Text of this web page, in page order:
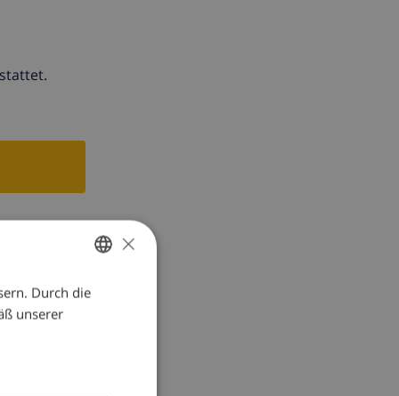
GERMAN
DUTCH
×
Durch die
unserer